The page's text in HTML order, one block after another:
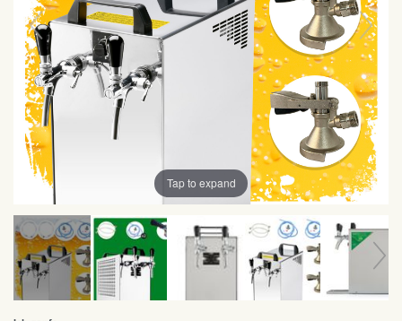
Tap to expand